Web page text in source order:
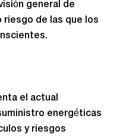
general de
riesgo de las que los
el actual
energéticas
y riesgos